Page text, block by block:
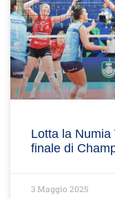
Lotta la Numia
finale di
3 Maggio 2025